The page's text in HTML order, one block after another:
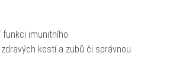
funkci imunitního
kostí a zubů či správnou